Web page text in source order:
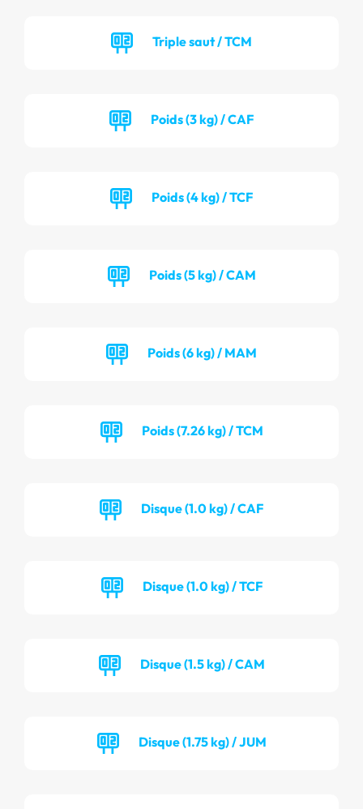
Triple saut / TCM
Poids (3 kg) / CAF
Poids (4 kg) / TCF
Poids (5 kg) / CAM
Poids (6 kg) / MAM
Poids (7.26 kg) / TCM
Disque (1.0 kg) / CAF
Disque (1.0 kg) / TCF
Disque (1.5 kg) / CAM
Disque (1.75 kg) / JUM